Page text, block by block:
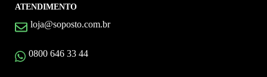
ATENDIMENTO
loja@soposto.com.br
0800 646 33 44